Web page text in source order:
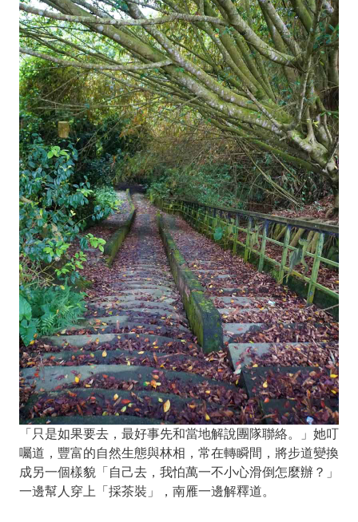
「只是如果要去，最好事先和當地解說團隊聯絡。」她叮
囑道，豐富的自然生態與林相，常在轉瞬間，將步道變換
成另一個樣貌「自己去，我怕萬一不小心滑倒怎麼辦？」
一邊幫人穿上「採茶裝」，南雁一邊解釋道。